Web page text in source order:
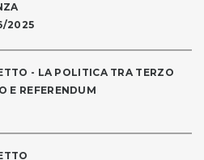
2025
- LA POLITICA TRA TERZO
E REFERENDUM